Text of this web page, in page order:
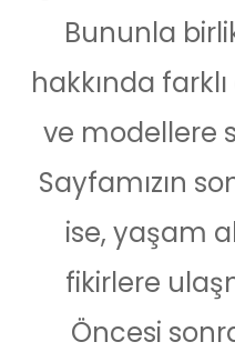
Bununla
hakkında
ve modellere
Sayfamızın
ise, yaşam
fikirlere
Öncesi